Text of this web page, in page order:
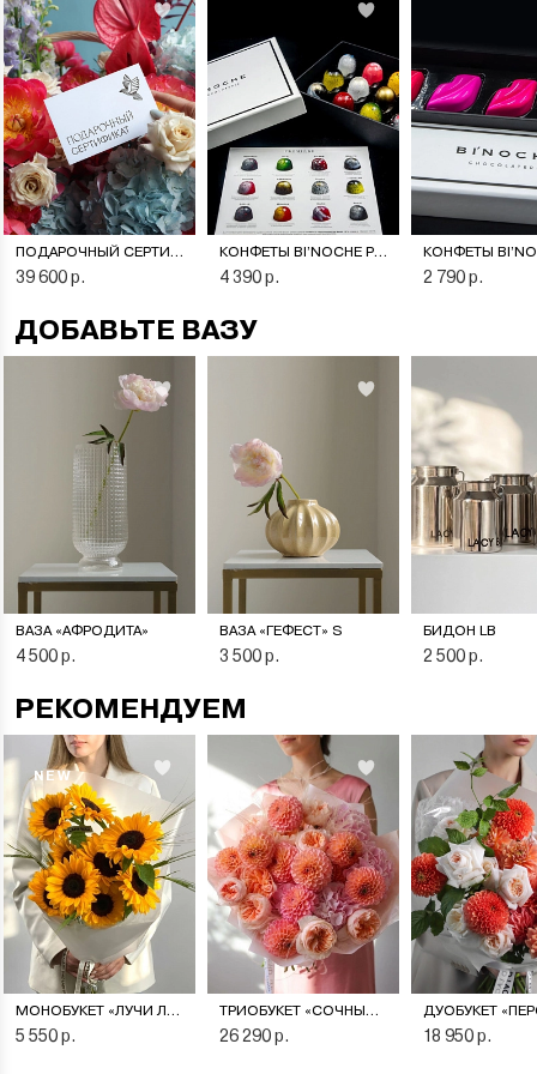
ПОДАРОЧНЫЙ СЕРТИФИКАТ НА ЦВЕТОЧНУЮ ПОДПИСКУ
39 600 р.
КОНФЕТЫ BI’NOCHE PREMIERE
4 390 р. 2 790 р.
ДОБАВЬТЕ ВАЗУ
ВАЗА «АФРОДИТА»
4 500 р.
ВАЗА «ГЕФЕСТ» S
3 500 р.
БИДОН LB
2 500 р.
РЕКОМЕНДУЕМ
NEW
МОНОБУКЕТ «ЛУЧИ ЛЕТА»
5 550 р.
ТРИОБУКЕТ «СОЧНЫЙ ПЕРСИК»
26 290 р. 18 950 р.